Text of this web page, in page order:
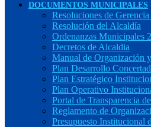
DOCUMENTOS MUNICIPALES
Resoluciones de
Resolución del Alcaldía
Ordenanzas Municipales
Decretos de Alcaldia
Manual de Organización
Plan Desarrollo
Plan Estratégico
Plan Operativo
Portal de Transparencia
Reglamento de
Presupuesto Institucional